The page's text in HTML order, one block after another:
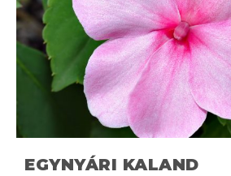
EGYNYÁRI KALAND